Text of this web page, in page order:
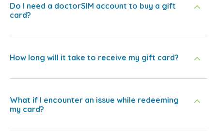
Do I need a doctorSIM account to buy a gift
card?
How long will it take to receive my gift card?
What if I encounter an issue while redeeming
my card?